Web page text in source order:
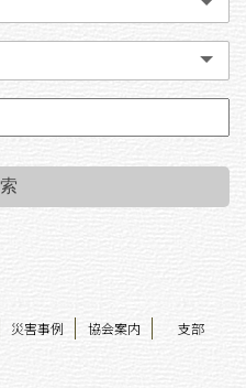
災害事例 協会案内 支部